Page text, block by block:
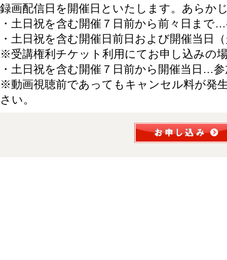
録画配信日を開催日といたします。あらか
・土日祝を含む開催７日前から前々日まで
・土日祝を含む開催日前日および開催当日
※受講権利チケット利用にてお申し込みの
・土日祝を含む開催７日前から開催当日…
※動画視聴前であってもキャンセル料が発
さい。